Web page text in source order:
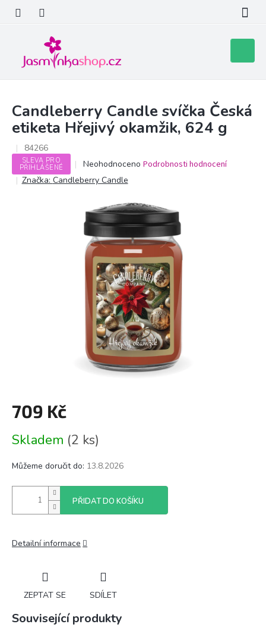
obsah
košík
Candleberry Candle svíčka Česká
etiketa Hřejivý okamžik, 624 g
84266
SLEVA PRO
PŘIHLÁŠENÉ
Průměrné
hodnocení
produktu
0,0
z
hvězdiček.
Neohodnoceno Podrobnosti hodnocení
Značka: Candleberry Candle
709 Kč
cena:
Skladem (2 ks)
Můžeme doručit do: 13.8.2026
PŘIDAT DO KOŠÍKU
Detailní informace
ZEPTAT SE SDÍLET
Související produkty